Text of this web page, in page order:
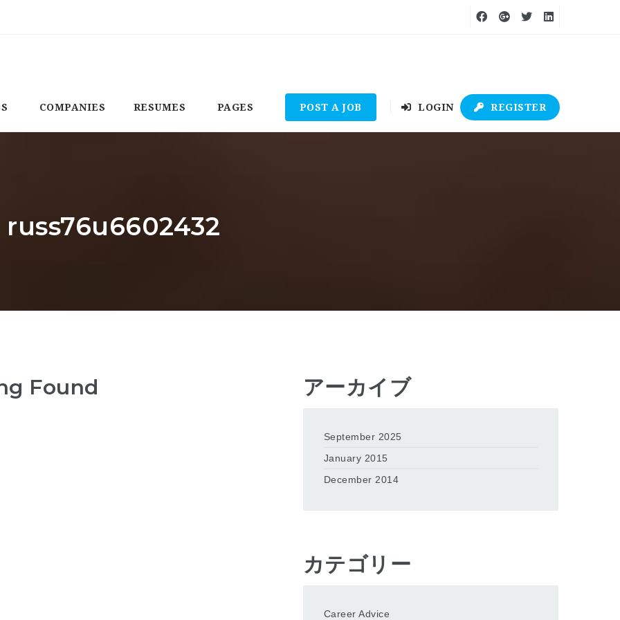
COMPANIES RESUMES PAGES POST A JOB LOGIN REGISTER
Found アーカイブ
September 2025
January 2015
December 2014
カテゴリー
Career Advice